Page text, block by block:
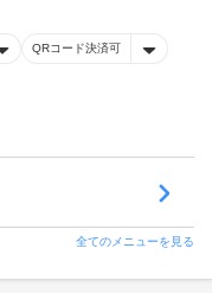
QRコード決済可
全てのメニューを見る